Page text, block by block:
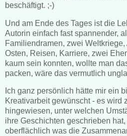
beschäftigt. ;-)
Und am Ende des Tages ist die
Autorin einfach fast spannender,
Familiendramen, zwei
Osten, Reisen, Karriere, zwei
kaum sein konnten, wollte man
packen, wäre das vermutlich
Ich ganz persönlich hätte mir ein
Kreativarbeit gewünscht - es wird
hingewiesen, unter welchen
ihre Geschichten geschrieben
oberflächlich was die